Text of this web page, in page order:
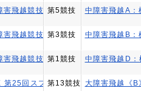
害飛越競技会)第5競技 中障害飛越A
害飛越競技会)第3競技 中障害飛越B
害飛越競技会)第1競技 中障害飛越D
第25回スプリング大会 CSI1*-W
第13競技 大障害飛越《B